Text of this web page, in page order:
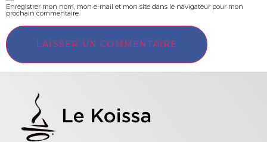
Enregistrer mon nom, mon e-mail et mon site dans le navigateur pour mon
prochain commentaire.